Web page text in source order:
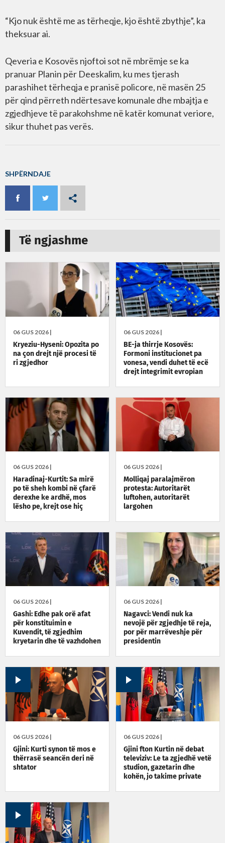
“Kjo nuk është me as tërheqje, kjo është zbythje”, ka
theksuar ai.
Qeveria e Kosovës njoftoi sot në mbrëmje se ka
pranuar Planin për Deeskalim, ku mes tjerash
parashihet tërheqja e pranisë policore, në masën 25
për qind përreth ndërtesave komunale dhe mbajtja e
zgjedhjeve të parakohshme në katër komunat veriore,
sikur thuhet pas verës.
SHPËRNDAJE
Të ngjashme
06 GUS 2026 |
Kryeziu-Hyseni: Opozita po
na çon drejt një procesi të
ri zgjedhor
06 GUS 2026 |
BE-ja thirrje Kosovës:
Formoni institucionet pa
vonesa, vendi duhet të ecë
drejt integrimit evropian
06 GUS 2026 |
Haradinaj-Kurtit: Sa mirë
po të sheh kombi në çfarë
derexhe ke ardhë, mos
lësho pe, krejt ose hiç
06 GUS 2026 |
Molliqaj paralajmëron
protesta: Autoritarët
luftohen, autoritarët
largohen
06 GUS 2026 |
Gashi: Edhe pak orë afat
për konstituimin e
Kuvendit, të zgjedhim
kryetarin dhe të vazhdohen
06 GUS 2026 |
Nagavci: Vendi nuk ka
nevojë për zgjedhje të reja,
por për marrëveshje për
presidentin
06 GUS 2026 |
Gjini: Kurti synon të mos e
thërrasë seancën deri në
shtator
06 GUS 2026 |
Gjini fton Kurtin në debat
televiziv: Le ta zgjedhë vetë
studion, gazetarin dhe
kohën, jo takime private